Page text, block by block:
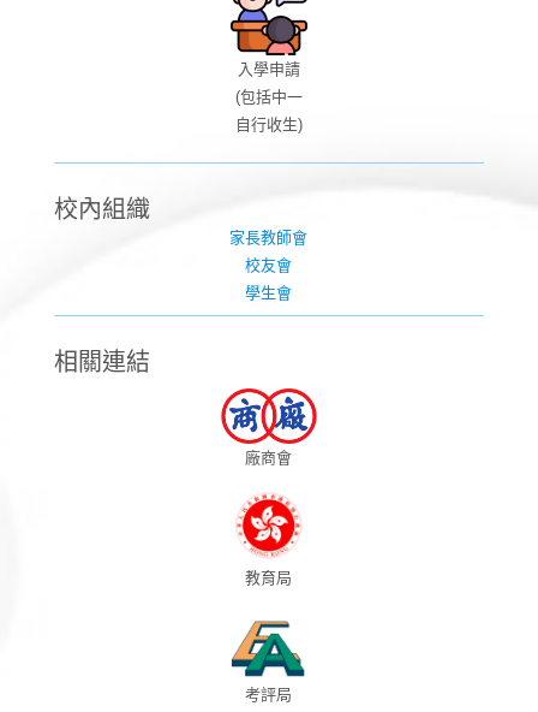
入學申請
(包括中一
自行收生)
校內組織
家長教師會
校友會
學生會
相關連結
廠商會
教育局
考評局